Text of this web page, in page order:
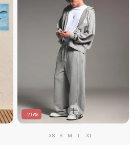
–25%
XS S M L XL